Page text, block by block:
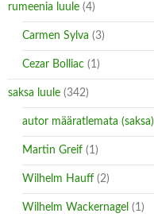
rumeenia luule (4)
Carmen Sylva (3)
Cezar Bolliac (1)
saksa luule (342)
autor määratlemata (saksa)
Martin Greif (1)
Wilhelm Hauff(2)
Wilhelm Wackernagel (1)